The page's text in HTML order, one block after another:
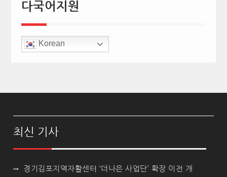
다국어지원
Korean
최신 기사
경기김포지역자활센터 ‘더나은 사업단’ 확장 이전 개